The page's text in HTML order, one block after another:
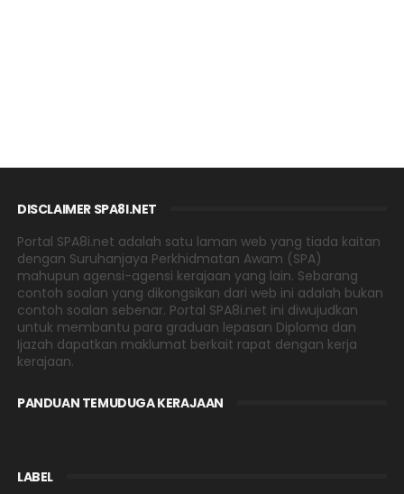
DISCLAIMER SPA8I.NET
Portal SPA8i.net adalah satu laman web yang tiada kaitan
dengan Suruhanjaya Perkhidmatan Awam (SPA)
mahupun agensi-agensi kerajaan yang lain. Sebarang
contoh soalan yang dikongsikan dari web ini adalah bukan
contoh soalan sebenar. Portal SPA8i.net ini diwujudkan
untuk membantu para graduan lepasan Diploma dan
Ijazah dapatkan maklumat berkait rapat dengan kerja
kerajaan.
PANDUAN TEMUDUGA KERAJAAN
LABEL